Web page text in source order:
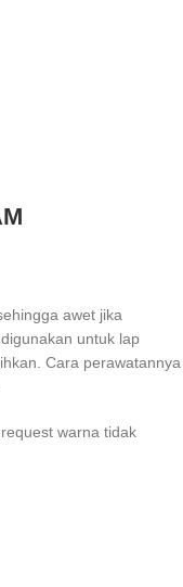
awet jika
untuk lap
Cara perawatannya
warna tidak